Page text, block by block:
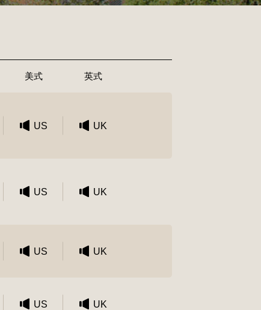
美式 英式
US UK
US UK
US UK
US UK